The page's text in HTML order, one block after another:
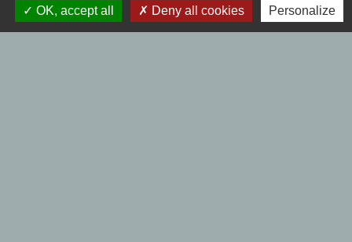
.
Horaires de l'agence postale :
OK, accept all
Deny all cookies Personalize